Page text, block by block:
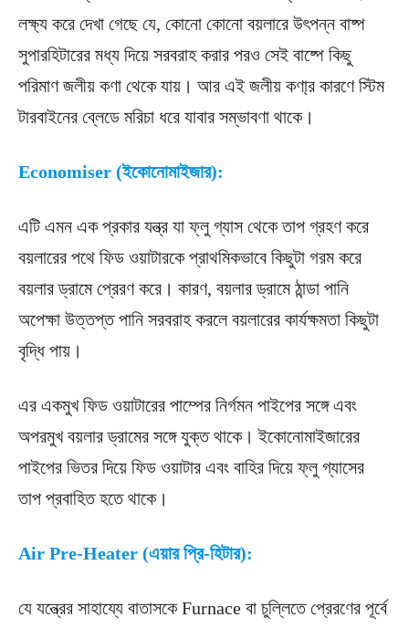
লক্ষ্য করে দেখা গেছে যে, কোনো কোনো বয়লারে উৎপন্ন বাষ্প
সুপারহিটারের মধ্য দিয়ে সরবরাহ করার পরও সেই বাষ্পে কিছু
পরিমাণ জলীয় কণা থেকে যায়। আর এই জলীয় কণা্র কারণে স্টিম
টারবাইনের ব্লেডে মরিচা ধরে যাবার সম্ভাবণা থাকে।
Economiser (ইকোনোমাইজার):
এটি এমন এক প্রকার যন্ত্র যা ফ্লু গ্যাস থেকে তাপ গ্রহণ করে
বয়লারের পথে ফিড ওয়াটারকে প্রাথমিকভাবে কিছুটা গরম করে
বয়লার ড্রামে প্রেরণ করে। কারণ, বয়লার ড্রামে ঠান্ডা পানি
অপেক্ষা উত্তপ্ত পানি সরবরাহ করলে বয়লারের কার্যক্ষমতা কিছুটা
বৃদ্ধি পায়।
এর একমুখ ফিড ওয়াটারের পাম্পের নির্গমন পাইপের সঙ্গে এবং
অপরমুখ বয়লার ড্রামের সঙ্গে যুক্ত থাকে। ইকোনোমাইজারের
পাইপের ভিতর দিয়ে ফিড ওয়াটার এবং বাহির দিয়ে ফ্লু গ্যাসের
তাপ প্রবাহিত হতে থাকে।
Air Pre-Heater (এয়ার প্রি-হিটার):
যে যন্ত্রের সাহায্যে বাতাসকে Furnace বা চুল্লিতে প্রেরণের পূর্বে